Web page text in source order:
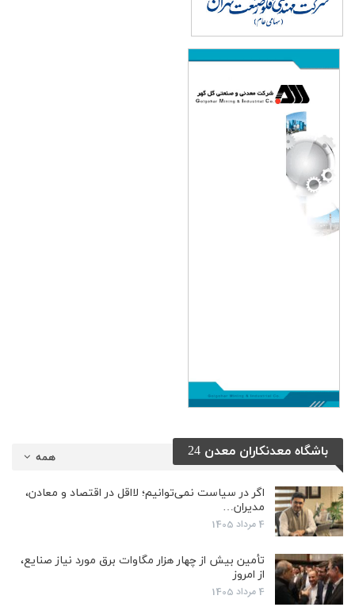
همه باشگاه معدنکاران معدن 24
اگر در سیاست نمی‌توانیم؛ لااقل در اقتصاد و معادن،
مدیران…
4 مرداد 1405
تأمین بیش از چهار هزار مگاوات برق مورد نیاز صنایع،
از امروز
4 مرداد 1405